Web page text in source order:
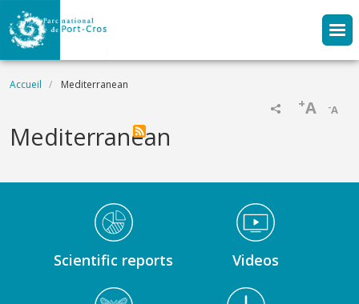
Aller au contenu principal
Fil d'Ariane
Accueil Mediterranean
-A
+A
Mediterranean
Médiathèque Footer
Scientific reports Videos